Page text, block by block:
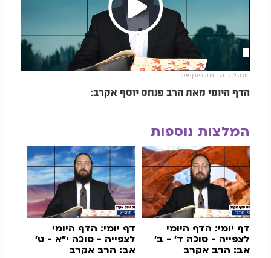
Play
Video
סוכה י"ח - הרב פנחס יוסף אקרב
הדף היומי מאת הרב פנחס יוסף אקרב:
המלצות נוספות
דף יומי: הדף היומי
לצפייה - סוכה ד’ - ב’
אב: הרב אקרב
דף יומי: הדף היומי
לצפייה - סוכה י"א - ט’
אב: הרב אקרב